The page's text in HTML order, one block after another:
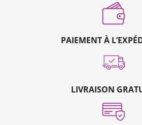
PAIEMENT À
LIVRAISON